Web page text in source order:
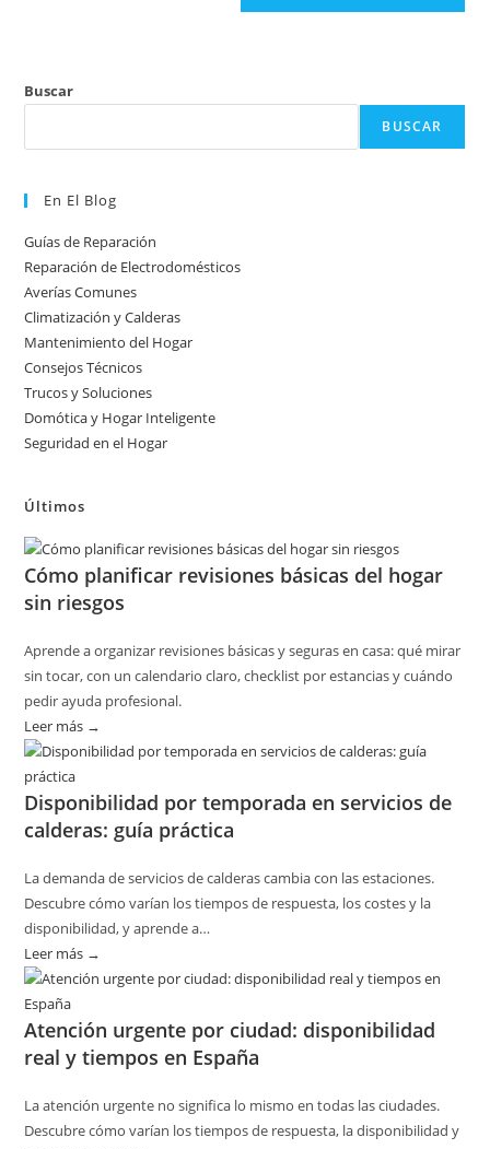
Buscar
BUSCAR
En El Blog
Guías de Reparación
Reparación de Electrodomésticos
Averías Comunes
Climatización y Calderas
Mantenimiento del Hogar
Consejos Técnicos
Trucos y Soluciones
Domótica y Hogar Inteligente
Seguridad en el Hogar
Últimos
Cómo planificar revisiones básicas del hogar
sin riesgos
Aprende a organizar revisiones básicas y seguras en casa: qué mirar
sin tocar, con un calendario claro, checklist por estancias y cuándo
pedir ayuda profesional.
Leer más →
Cómo
revisiones
básicas
hogar
sin
Disponibilidad por temporada en servicios de
calderas: guía práctica
La demanda de servicios de calderas cambia con las estaciones.
Descubre cómo varían los tiempos de respuesta, los costes y la
disponibilidad, y aprende a…
Leer más →
Disponibilidad
temporada
en
de
Atención urgente por ciudad: disponibilidad
real y tiempos en España
La atención urgente no significa lo mismo en todas las ciudades.
Descubre cómo varían los tiempos de respuesta, la disponibilidad y